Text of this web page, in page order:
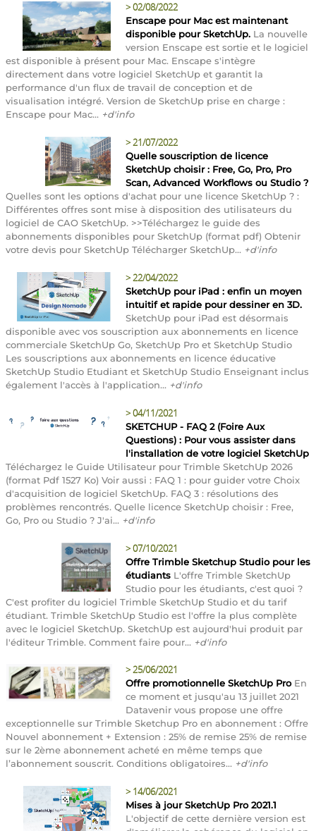
>02/08/2022
Enscape pour Mac est maintenant
disponible pour SketchUp. La nouvelle
version Enscape est sortie et le logiciel
est disponible à présent pour Mac. Enscape s'intègre
directement dans votre logiciel SketchUp et garantit la
performance d'un flux de travail de conception et de
visualisation intégré. Version de SketchUp prise en charge :
Enscape pour Mac... +d'info
>21/07/2022
Quelle souscription de licence
SketchUp choisir : Free, Go, Pro, Pro
Scan, Advanced Workflows ou Studio ?
Quelles sont les options d'achat pour une licence SketchUp ? :
Différentes offres sont mise à disposition des utilisateurs du
logiciel de CAO SketchUp. >>Téléchargez le guide des
abonnements disponibles pour SketchUp (format pdf) Obtenir
votre devis pour SketchUp Télécharger SketchUp... +d'info
>22/04/2022
SketchUp pour iPad : enfin un moyen
intuitif et rapide pour dessiner en 3D.
SketchUp pour iPad est désormais
disponible avec vos souscription aux abonnements en licence
commerciale SketchUp Go, SketchUp Pro et SketchUp Studio
Les souscriptions aux abonnements en licence éducative
SketchUp Studio Etudiant et SketchUp Studio Enseignant inclus
également l'accès à l'application... +d'info
>04/11/2021
SKETCHUP - FAQ 2 (Foire Aux
Questions) : Pour vous assister dans
l'installation de votre logiciel SketchUp
Téléchargez le Guide Utilisateur pour Trimble SketchUp 2026
(format Pdf 1527 Ko) Voir aussi : FAQ 1 : pour guider votre Choix
d'acquisition de logiciel SketchUp. FAQ 3 : résolutions des
problèmes rencontrés. Quelle licence SketchUp choisir : Free,
Go, Pro ou Studio ? J'ai... +d'info
>07/10/2021
Offre Trimble Sketchup Studio pour les
étudiants L'offre Trimble SketchUp
Studio pour les étudiants, c'est quoi ?
C'est profiter du logiciel Trimble SketchUp Studio et du tarif
étudiant. Trimble SketchUp Studio est l'offre la plus complète
avec le logiciel SketchUp. SketchUp est aujourd'hui produit par
l'éditeur Trimble. Comment faire pour... +d'info
>25/06/2021
Offre promotionnelle SketchUp ProEn
ce moment et jusqu'au 13 juillet 2021
Datavenir vous propose une offre
exceptionnelle sur Trimble Sketchup Pro en abonnement : Offre
Nouvel abonnement + Extension : 25% de remise 25% de remise
sur le 2ème abonnement acheté en même temps que
l’abonnement souscrit. Conditions obligatoires... +d'info
> 14/06/2021
Mises à jour SketchUp Pro 2021.1
L'objectif de cette dernière version est